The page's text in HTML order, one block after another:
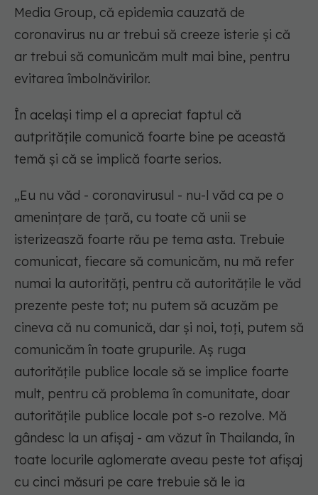
Media Group, că epidemia cauzată de
coronavirus nu ar trebui să creeze isterie și că
ar trebui să comunicăm mult mai bine, pentru
evitarea îmbolnăvirilor.
În același timp el a apreciat faptul că
autpritățile comunică foarte bine pe această
temă și că se implică foarte serios.
„Eu nu văd - coronavirusul - nu-l văd ca pe o
amenințare de țară, cu toate că unii se
isterizeasză foarte rău pe tema asta. Trebuie
comunicat, fiecare să comunicăm, nu mă refer
numai la autorități, pentru că autoritățile le văd
prezente peste tot; nu putem să acuzăm pe
cineva că nu comunică, dar și noi, toți, putem să
comunicăm în toate grupurile. Aș ruga
autoritățile publice locale să se implice foarte
mult, pentru că problema în comunitate, doar
autoritățile publice locale pot s-o rezolve. Mă
gândesc la un afișaj - am văzut în Thailanda, în
toate locurile aglomerate aveau peste tot afișaj
cu cinci măsuri pe care trebuie să le ia